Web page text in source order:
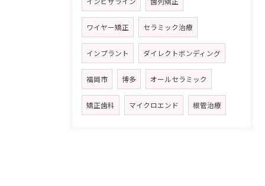
ワイヤー矯正 セラミック治療
インプラント ダイレクトボンディング
福岡市 博多 オールセラミック
矯正歯科 マイクロエンド 根管治療